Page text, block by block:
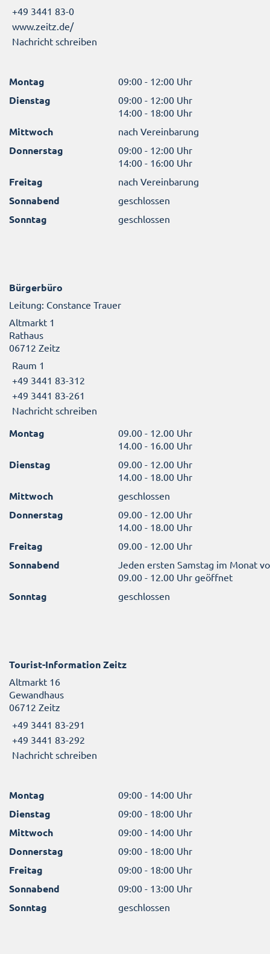
+49 3441 83-0
www.zeitz.de/
Nachricht schreiben
Montag 09:00 - 12:00 Uhr
Dienstag
09:00 - 12:00 Uhr
14:00 - 18:00 Uhr
Mittwoch nach Vereinbarung
Donnerstag
09:00 - 12:00 Uhr
14:00 - 16:00 Uhr
Freitag nach Vereinbarung
Sonnabend geschlossen
Sonntag geschlossen
Bürgerbüro
Leitung: Constance Trauer
Altmarkt 1
Rathaus
06712 Zeitz
Raum 1
+49 3441 83-312
+49 3441 83-261
Nachricht schreiben
Montag
09.00 - 12.00 Uhr
14.00 - 16.00 Uhr
Dienstag
09.00 - 12.00 Uhr
14.00 - 18.00 Uhr
Mittwoch geschlossen
Donnerstag
09.00 - 12.00 Uhr
14.00 - 18.00 Uhr
Freitag 09.00 - 12.00 Uhr
Sonnabend
Jeden ersten Samstag im Monat
09.00 - 12.00 Uhr geöffnet
Sonntag geschlossen
Tourist-Information Zeitz
Altmarkt 16
Gewandhaus
06712 Zeitz
+49 3441 83-291
+49 3441 83-292
Nachricht schreiben
Montag 09:00 - 14:00 Uhr
Dienstag 09:00 - 18:00 Uhr
Mittwoch 09:00 - 14:00 Uhr
Donnerstag 09:00 - 18:00 Uhr
Freitag 09:00 - 18:00 Uhr
Sonnabend 09:00 - 13:00 Uhr
Sonntag geschlossen